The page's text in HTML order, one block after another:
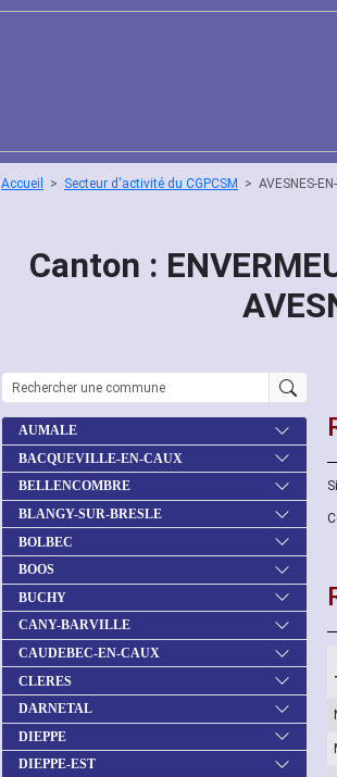
Accueil Secteur d'activité du CGPCSM AVESNES-
Canton :
AUMALE
BACQUEVILLE-EN-CAUX
BELLENCOMBRE
BLANGY-SUR-BRESLE
BOLBEC
BOOS
BUCHY
CANY-BARVILLE
CAUDEBEC-EN-CAUX
CLERES
DARNETAL
DIEPPE
DIEPPE-EST